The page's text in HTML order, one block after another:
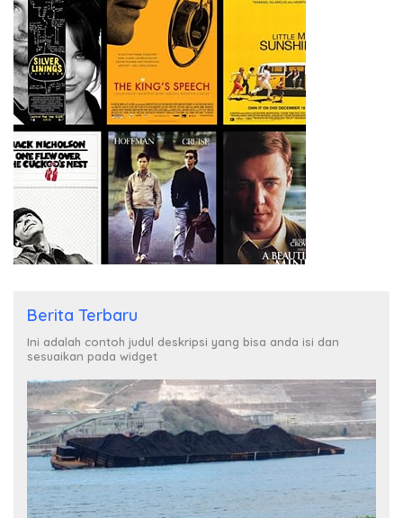
Berita Terbaru
Ini adalah contoh judul deskripsi yang bisa anda isi dan
sesuaikan pada widget